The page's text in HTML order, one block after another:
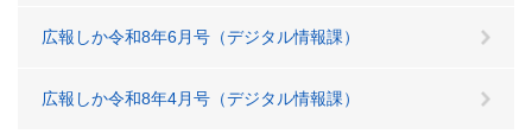
広報しか令和8年6月号（デジタル情報課）
広報しか令和8年4月号（デジタル情報課）